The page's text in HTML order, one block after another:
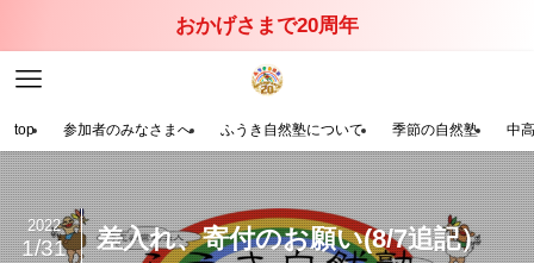
おかげさまで20周年
top 参加者のみなさまへ ふうき自然塾について 季節の自然塾 中
差入れ、寄付のお願い(8/7追記）
2022
1/31